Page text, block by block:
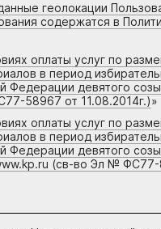
геолокации
содержатся в
оплаты услуг по
в период
Федерации девятого
58967 от 11.08.2014г.)»
оплаты услуг по
в период
Федерации девятого
(св-во Эл №